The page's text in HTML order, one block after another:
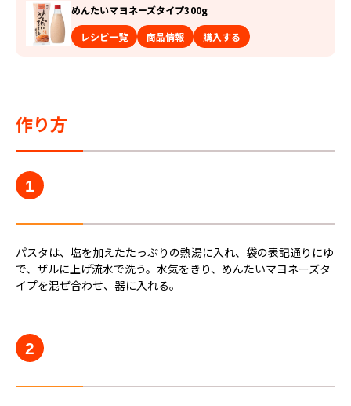
めんたいマヨネーズタイプ300g
レシピ一覧
商品情報 購入する
作り方
1
パスタは、塩を加えたたっぷりの熱湯に入れ、袋の表記通りにゆ
で、ザルに上げ流水で洗う。水気をきり、めんたいマヨネーズタ
イプを混ぜ合わせ、器に入れる。
2